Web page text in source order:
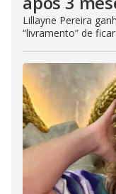
Lillayne Pereira
“livramento” de